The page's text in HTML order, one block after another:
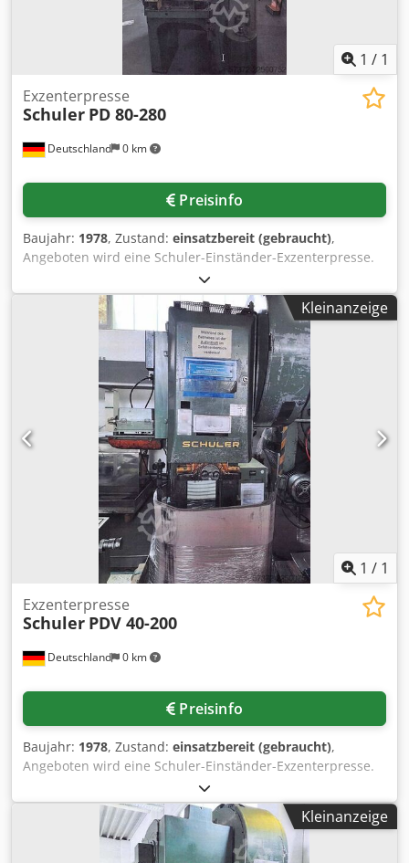
1 / 1
Deutschland 0 km
Exzenterpresse
Schuler PD 80-280
Preisinfo
Baujahr: 1978, Zustand: einsatzbereit (gebraucht),
Angeboten wird eine Schuler-Einständer-Exzenterpresse.
Presskraft: 80t, Ausladung: 280mm, verstellbarer
Hubbereich: 20mm-160mm, max. Hubzahl: 125Hübe/min,
Tischfläche X/Y: 700mm/560mm, Stößelfläche X/Y:
560mm/350mm, Stößelverstellung: 72mm, max. Abstand
Tisch/Stößel: 510mm. Maschinengewicht: ca. 4800kg.
Besichtigung nach Absprache möglich. Chedpszrzpujfx
Kleinanzeige
1 / 1
Deutschland 0 km
Exzenterpresse
Schuler PDV 40-200
Preisinfo
Baujahr: 1978, Zustand: einsatzbereit (gebraucht),
Angeboten wird eine Schuler-Einständer-Exzenterpresse.
Presskraft: 40t, Ausladung: 220mm, Hubbereich: 8mm-
88mm, max. Hubzahl: 160Hübe/min, Tischfläche X/Y: ca.
630mm/430mm. Maschinengewicht: ca. 2300kg.
Besichtigung nach Absprache möglich. Cjdpozrzpzofx
Kleinanzeige